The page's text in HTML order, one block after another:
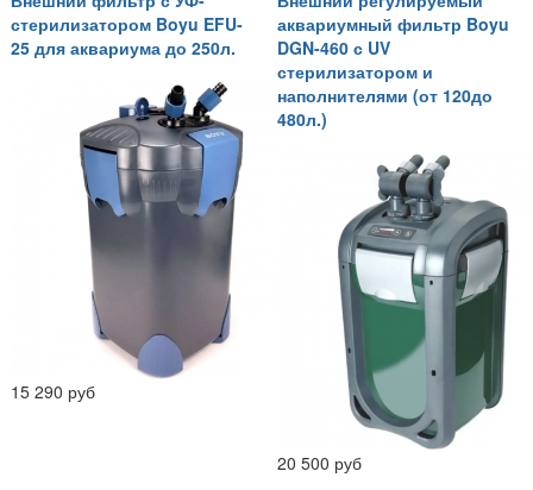
стерилизатором Boyu EFU-
25 для аквариума до 250л.
15 290 руб
аквариумный фильтр Boyu
DGN-460 с UV
стерилизатором и
наполнителями (от 120до
480л.)
20 500 руб